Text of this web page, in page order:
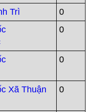
Trì
0
0
0
Xã Thuận
0